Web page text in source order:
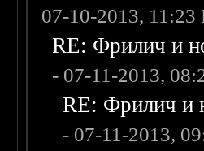
07-10-2013, 11:23
RE: Фрилич и
- 07-11-2013,
RE: Фрилич и
- 07-11-2013,